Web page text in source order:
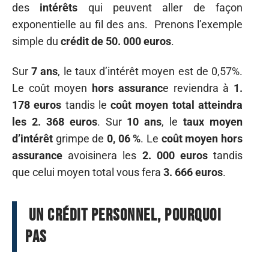
des intérêts qui peuvent aller de façon
exponentielle au fil des ans. Prenons l’exemple
simple du crédit de 50. 000 euros.
Sur7 ans, le taux d’intérêt moyen est de 0,57%.
Le coût moyen hors assurance reviendra à 1.
178 euros tandis lecoût moyen total atteindra
les 2. 368 euros. Sur 10 ans, letaux moyen
d’intérêt grimpe de 0, 06 %. Le coût moyen hors
assurance avoisinera les 2. 000 eurostandis
que celui moyen total vous fera 3. 666 euros.
Un crédit personnel, pourquoi
pas